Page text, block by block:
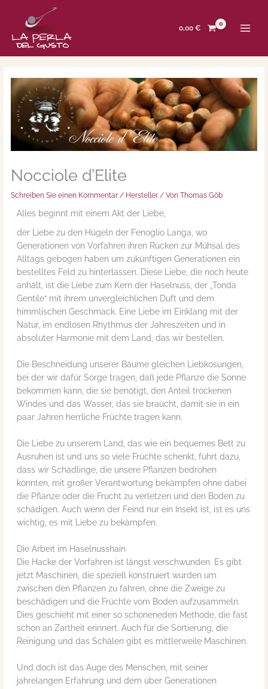
springen
0,00€
Nocciole d’Elite
Schreiben Sie einen Kommentar / Hersteller / VonThomas Göb
Alles beginnt mit einem Akt der Liebe,
der Liebe zu den Hügeln der Fenoglio Langa, wo
Generationen von Vorfahren ihren Rücken zur Mühsal des
Alltags gebogen haben um zukünftigen Generationen ein
bestelltes Feld zu hinterlassen. Diese Liebe, die noch heute
anhält, ist die Liebe zum Kern der Haselnuss, der „Tonda
Gentile“ mit ihrem unvergleichlichen Duft und dem
himmlischen Geschmack. Eine Liebe im Einklang mit der
Natur, im endlosen Rhythmus der Jahreszeiten und in
absoluter Harmonie mit dem Land, das wir bestellen.
Die Beschneidung unserer Bäume gleichen Liebkosungen,
bei der wir dafür Sorge tragen, daß jede Pflanze die Sonne
bekommen kann, die sie benötigt, den Anteil trockenen
Windes und das Wasser, das sie braucht, damit sie in ein
paar Jahren herrliche Früchte tragen kann.
Die Liebe zu unserem Land, das wie ein bequemes Bett zu
Ausruhen ist und uns so viele Früchte schenkt, führt dazu,
dass wir Schädlinge, die unsere Pflanzen bedrohen
könnten, mit großer Verantwortung bekämpfen ohne dabei
die Pflanze oder die Frucht zu verletzen und den Boden zu
schädigen. Auch wenn der Feind nur ein Insekt ist, ist es uns
wichtig, es mit Liebe zu bekämpfen.
Die Arbeit im Haselnusshain
Die Hacke der Vorfahren ist längst verschwunden. Es gibt
jetzt Maschinen, die speziell konstruiert wurden um
zwischen den Pflanzen zu fahren, ohne die Zweige zu
beschädigen und die Früchte vom Boden aufzusammeln.
Dies geschieht mit einer so schoneneden Methode, die fast
schon an Zartheit erinnert. Auch für die Sortierung, die
Reinigung und das Schälen gibt es mittlerweile Maschinen.
Und doch ist das Auge des Menschen, mit seiner
jahrelangen Erfahrung und dem über Generationen